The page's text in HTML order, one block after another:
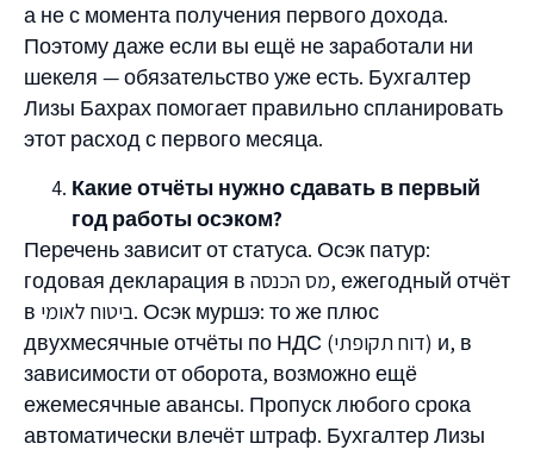
а не с момента получения первого дохода.
Поэтому даже если вы ещё не заработали ни
шекеля — обязательство уже есть. Бухгалтер
Лизы Бахрах помогает правильно спланировать
этот расход с первого месяца.
Какие отчёты нужно сдавать в первый
год работы осэком?
Перечень зависит от статуса. Осэк патур:
годовая декларация в מס הכנסה, ежегодный отчёт
в ביטוח לאומי. Осэк муршэ: то же плюс
двухмесячные отчёты по НДС (דוח תקופתי) и, в
зависимости от оборота, возможно ещё
ежемесячные авансы. Пропуск любого срока
автоматически влечёт штраф. Бухгалтер Лизы